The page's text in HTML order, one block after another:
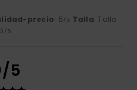
precio: 5/5 Talla: Talla
/5
/5